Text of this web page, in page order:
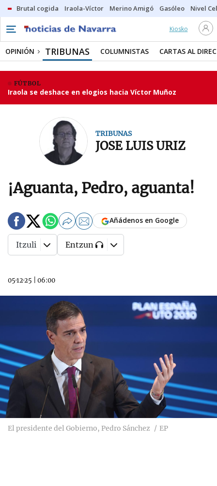
Brutal cogida Iraola-Víctor Merino Amigó Gasóleo Nivel
Kiosko
OPINIÓN TRIBUNAS COLUMNISTAS CARTAS AL
FÚTBOL
Iraola se deshace en elogios hacia Víctor Muñoz
TRIBUNAS
JOSE LUIS URIZ
¡Aguanta, Pedro, aguanta!
05·12·25 06:00
Añádenos en Google
Itzuli Entzun
El presidente del Gobierno, Pedro Sánchez EP